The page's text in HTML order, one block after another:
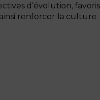
d’évolution,
renforcer la culture